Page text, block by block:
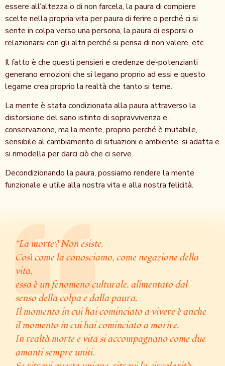
essere all’altezza o di non farcela, la paura di compiere
scelte nella propria vita per paura di ferire o perché ci si
sente in colpa verso una persona, la paura di esporsi o
relazionarsi con gli altri perché si pensa di non valere, etc.
Il fatto è che questi pensieri e credenze de-potenzianti
generano emozioni che si legano proprio ad essi e questo
legame crea proprio la realtà che tanto si teme.
La mente è stata condizionata alla paura attraverso la
distorsione del sano istinto di sopravvivenza e
conservazione, ma la mente, proprio perché è mutabile,
sensibile al cambiamento di situazioni e ambiente, si adatta e
si rimodella per darci ciò che ci serve.
Decondizionando la paura, possiamo rendere la mente
funzionale e utile alla nostra vita e alla nostra felicità.
“La morte? Non esiste.
Così come la conosciamo, come negazione della
vita,
essa è un fenomeno culturale, alimentato dal
senso della colpa e dalla paura.
Il momento in cui hai cominciato a vivere è anche
il momento in cui hai cominciato a morire.
In realtà morte e vita si accompagnano come due
amanti sempre uniti.